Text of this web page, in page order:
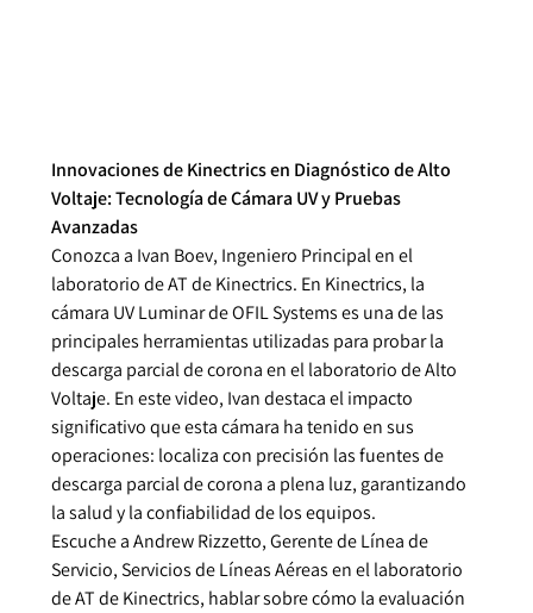
Innovaciones de Kinectrics en Diagnóstico de Alto
Voltaje: Tecnología de Cámara UV y Pruebas
Avanzadas
Conozca a Ivan Boev, Ingeniero Principal en el
laboratorio de AT de Kinectrics. En Kinectrics, la
cámara UV Luminar de OFIL Systems es una de las
principales herramientas utilizadas para probar la
descarga parcial de corona en el laboratorio de Alto
Voltaje. En este video, Ivan destaca el impacto
significativo que esta cámara ha tenido en sus
operaciones: localiza con precisión las fuentes de
descarga parcial de corona a plena luz, garantizando
la salud y la confiabilidad de los equipos.
Escuche a Andrew Rizzetto, Gerente de Línea de
Servicio, Servicios de Líneas Aéreas en el laboratorio
de AT de Kinectrics, hablar sobre cómo la evaluación